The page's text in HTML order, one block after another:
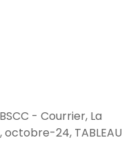
- Courrier, La
24, TABLEAU